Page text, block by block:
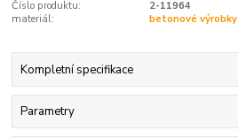
Číslo produktu:
2-11964
materiál:
betonové výrobky
Kompletní specifikace
Parametry